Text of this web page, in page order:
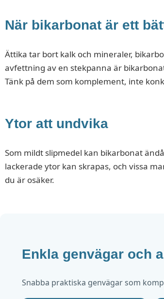
När bikarbonat är ett
Ättika tar bort kalk och mineraler,
avfettning av en stekpanna är
Tänk på dem som komplement, inte
Ytor att undvika
Som mildt slipmedel kan bikarbonat
lackerade ytor kan skrapas, och vissa
du är osäker.
Enkla genvägar och
Snabba praktiska genvägar som